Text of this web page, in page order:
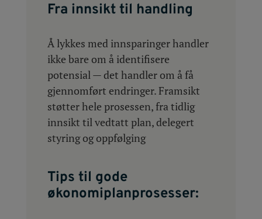
Fra innsikt til handling
Å lykkes med innsparinger handler
ikke bare om å identifisere
potensial — det handler om å få
gjennomført endringer. Framsikt
støtter hele prosessen, fra tidlig
innsikt til vedtatt plan, delegert
styring og oppfølging
Tips til gode
økonomiplanprosesser: